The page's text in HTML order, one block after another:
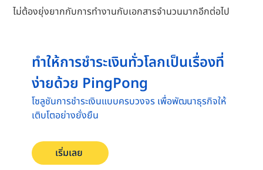
ไม่ต้องยุ่งยากกับการทำงานกับเอกสารจำนวนมากอีกต่อไป
ทำให้การชำระเงินทั่วโลกเป็นเรื่องที่
ง่ายด้วย PingPong
โซลูชันการชำระเงินแบบครบวงจร เพื่อพัฒนาธุรกิจให้
เติบโตอย่างยั่งยืน
เริ่มเลย